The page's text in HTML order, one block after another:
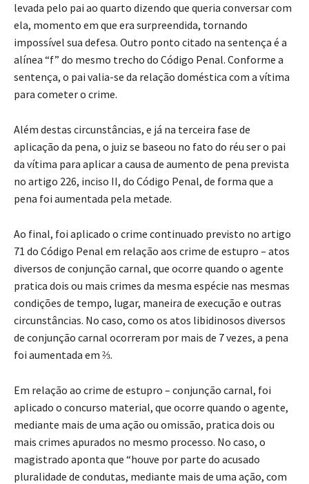
levada pelo pai ao quarto dizendo que queria conversar com
ela, momento em que era surpreendida, tornando
impossível sua defesa. Outro ponto citado na sentença é a
alínea “f” do mesmo trecho do Código Penal. Conforme a
sentença, o pai valia-se da relação doméstica com a vítima
para cometer o crime.
Além destas circunstâncias, e já na terceira fase de
aplicação da pena, o juiz se baseou no fato do réu ser o pai
da vítima para aplicar a causa de aumento de pena prevista
no artigo 226, inciso II, do Código Penal, de forma que a
pena foi aumentada pela metade.
Ao final, foi aplicado o crime continuado previsto no artigo
71 do Código Penal em relação aos crime de estupro – atos
diversos de conjunção carnal, que ocorre quando o agente
pratica dois ou mais crimes da mesma espécie nas mesmas
condições de tempo, lugar, maneira de execução e outras
circunstâncias. No caso, como os atos libidinosos diversos
de conjunção carnal ocorreram por mais de 7 vezes, a pena
foi aumentada em ⅔.
Em relação ao crime de estupro – conjunção carnal, foi
aplicado o concurso material, que ocorre quando o agente,
mediante mais de uma ação ou omissão, pratica dois ou
mais crimes apurados no mesmo processo. No caso, o
magistrado aponta que “houve por parte do acusado
pluralidade de condutas, mediante mais de uma ação, com